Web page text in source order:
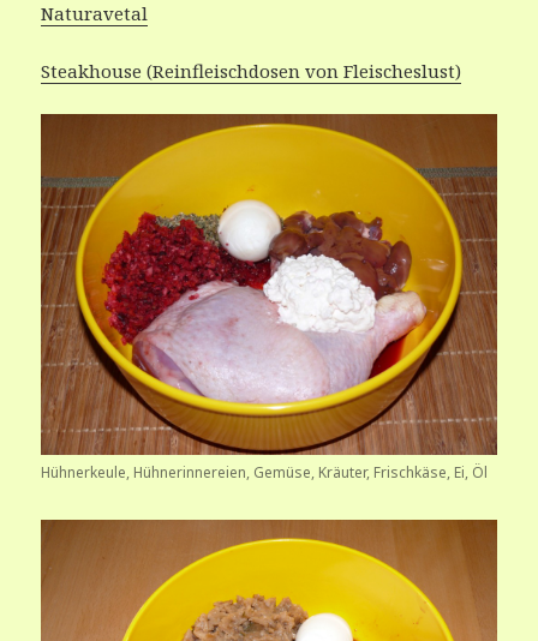
Naturavetal
Steakhouse (Reinfleischdosen von Fleischeslust)
Hühnerkeule, Hühnerinnereien, Gemüse, Kräuter, Frischkäse, Ei, Öl